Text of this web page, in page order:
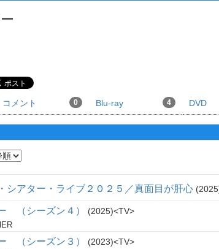
コメント 0 Blu-ray 4 DVD
シアター・ライブ２０２５／真面目が肝心 2025
（シーズン４） 2025 TV
（シーズン３） 2023 TV